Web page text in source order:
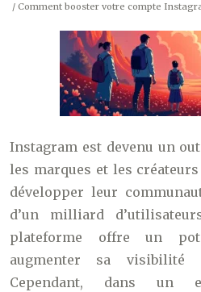
/ Comment booster votre compte
Instagram est devenu un
les marques et les
développer leur
d’un milliard
plateforme offre un
augmenter sa visibilité
Cependant, dans un